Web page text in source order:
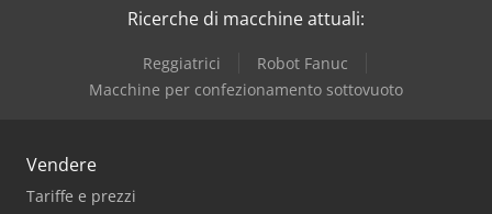
Ricerche di macchine attuali:
Reggiatrici
Robot Fanuc
Macchine per confezionamento sottovuoto
Vendere
Tariffe e prezzi